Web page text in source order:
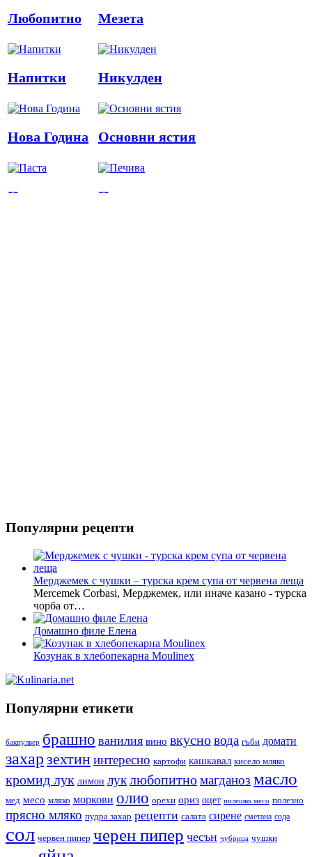
Любопитно Мезета
Напитки Никулден
Нова Година Основни ястия
Паста Печива
Популярни рецепти
Мерджемек с чушки – турска крем супа от червена леща
Mercemek Corbasi, Мерджемек, или иначе казано - турска
чорба от…
Домашно филе Елена
Козунак в хлебопекарна Moulinex
Популярни етикети
бакпулвер брашно ванилия вино вкусновода гъби домати
захар зехтининтересно картофи кашкавал кисело мляко
кромид лук лимон луклюбопитномагданоз масло
мед месо мляко моркови олио орехи ориз оцет пилешко месо полезно
прясно мляко пудра захар рецепти салата сирене сметана сода
сол червен пипер черен пипер чесън чубрица чушки